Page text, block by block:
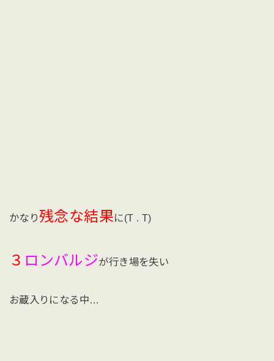
かなり残念な結果に(T . T)
３ ロンバルジが行き場を失い
お蔵入りになる中…